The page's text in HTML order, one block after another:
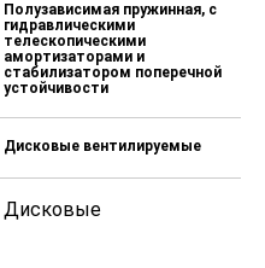
фары
типа
света)
полусферы
Полузависимая пружинная, с
гидравлическими
телескопическими
амортизаторами и
стабилизатором поперечной
устойчивости
Дисковые вентилируемые
Дисковые